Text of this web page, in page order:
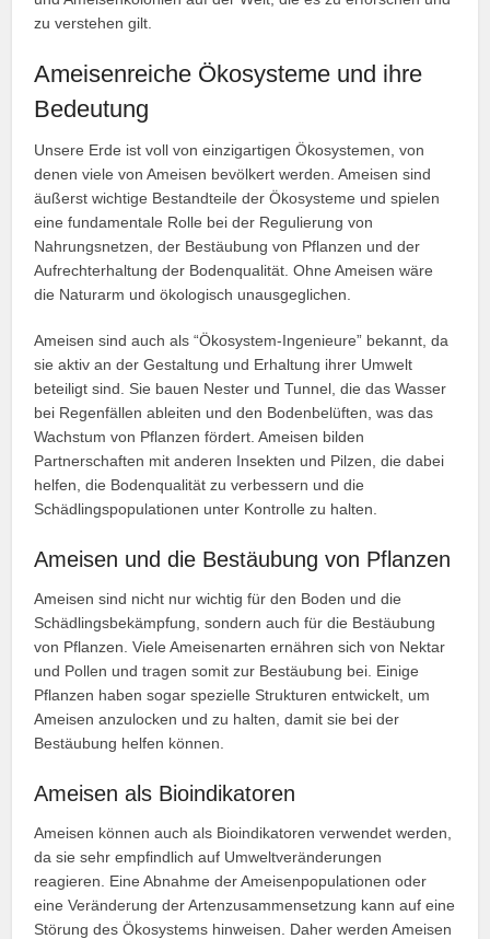
zu verstehen gilt.
Ameisenreiche Ökosysteme und ihre
Bedeutung
Unsere Erde ist voll von einzigartigen Ökosystemen, von
denen viele von Ameisen bevölkert werden. Ameisen sind
äußerst wichtige Bestandteile der Ökosysteme und spielen
eine fundamentale Rolle bei der Regulierung von
Nahrungsnetzen, der Bestäubung von Pflanzen und der
Aufrechterhaltung der Bodenqualität. Ohne Ameisen wäre
die Naturarm und ökologisch unausgeglichen.
Ameisen sind auch als “Ökosystem-Ingenieure” bekannt, da
sie aktiv an der Gestaltung und Erhaltung ihrer Umwelt
beteiligt sind. Sie bauen Nester und Tunnel, die das Wasser
bei Regenfällen ableiten und den Bodenbelüften, was das
Wachstum von Pflanzen fördert. Ameisen bilden
Partnerschaften mit anderen Insekten und Pilzen, die dabei
helfen, die Bodenqualität zu verbessern und die
Schädlingspopulationen unter Kontrolle zu halten.
Ameisen und die Bestäubung von Pflanzen
Ameisen sind nicht nur wichtig für den Boden und die
Schädlingsbekämpfung, sondern auch für die Bestäubung
von Pflanzen. Viele Ameisenarten ernähren sich von Nektar
und Pollen und tragen somit zur Bestäubung bei. Einige
Pflanzen haben sogar spezielle Strukturen entwickelt, um
Ameisen anzulocken und zu halten, damit sie bei der
Bestäubung helfen können.
Ameisen als Bioindikatoren
Ameisen können auch als Bioindikatoren verwendet werden,
da sie sehr empfindlich auf Umweltveränderungen
reagieren. Eine Abnahme der Ameisenpopulationen oder
eine Veränderung der Artenzusammensetzung kann auf eine
Störung des Ökosystems hinweisen. Daher werden Ameisen